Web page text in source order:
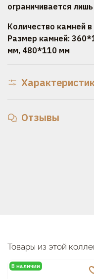
ограничивается
Количество камней
Размер камней:
мм, 480*110 мм
Отзывы
Товары из этой
В наличии